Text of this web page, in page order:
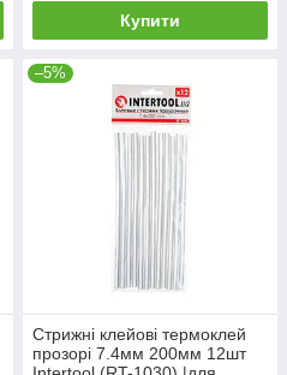
Купити
–5%
Стрижні клейові термоклей
прозорі 7.4мм 200мм 12шт